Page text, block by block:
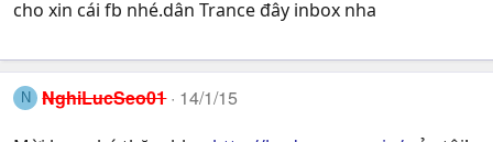
cho xin cái fb nhé.dân Trance đây inbox nha
N NghiLucSeo01 14/1/15